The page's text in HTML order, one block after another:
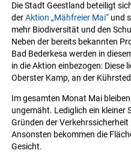
Die Stadt Geestland beteiligt
derAktion „Mähfreier Mai“ und
mehr Biodiversität und den
Neben der bereits bekannten
Bad Bederkesa werden in
in die Aktion einbezogen: Diese
Oberster Kamp, an der
Im gesamten Monat Mai
ungemäht. Lediglich ein kleiner
Gründen der
Ansonsten bekommen die
Gesicht.